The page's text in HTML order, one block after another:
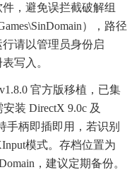
，避免误拦截破解组
），路径
请以管理员身份启
写入。
官方版移植，已集
装 DirectX 9.0c 及
手柄即插即用，若识别
模式。存档位置为
，建议定期备份。